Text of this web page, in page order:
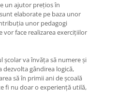
un ajutor prețios în
elaborate pe baza unor
unor pedagogi
face realizarea exercițiilor
școlar va învăța să numere și
dezvolta gândirea logică,
să în primii ani de școală
fi nu doar o experiență utilă,